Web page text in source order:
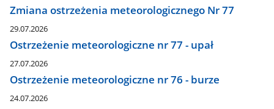
Zmiana ostrzeżenia meteorologicznego Nr 77
29.07.2026
Ostrzeżenie meteorologiczne nr 77 - upał
27.07.2026
Ostrzeżenie meteorologiczne nr 76 - burze
24.07.2026